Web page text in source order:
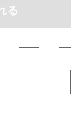
る